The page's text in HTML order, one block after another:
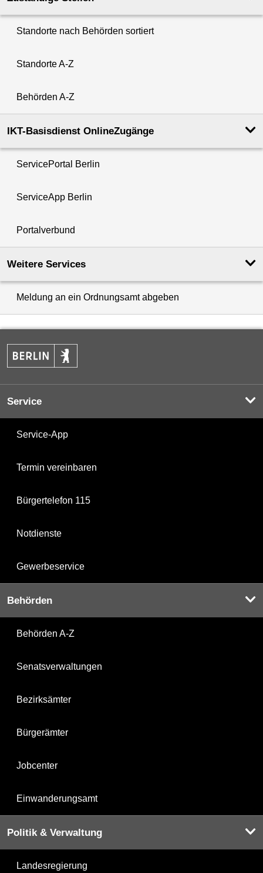
Standorte nach Behörden sortiert
Standorte A-Z
Behörden A-Z
IKT-Basisdienst OnlineZugänge
ServicePortal Berlin
ServiceApp Berlin
Portalverbund
Weitere Services
Meldung an ein Ordnungsamt abgeben
Service
Service-App
Termin vereinbaren
Bürgertelefon 115
Notdienste
Gewerbeservice
Behörden
Behörden A-Z
Senatsverwaltungen
Bezirksämter
Bürgerämter
Jobcenter
Einwanderungsamt
Politik & Verwaltung
Landesregierung